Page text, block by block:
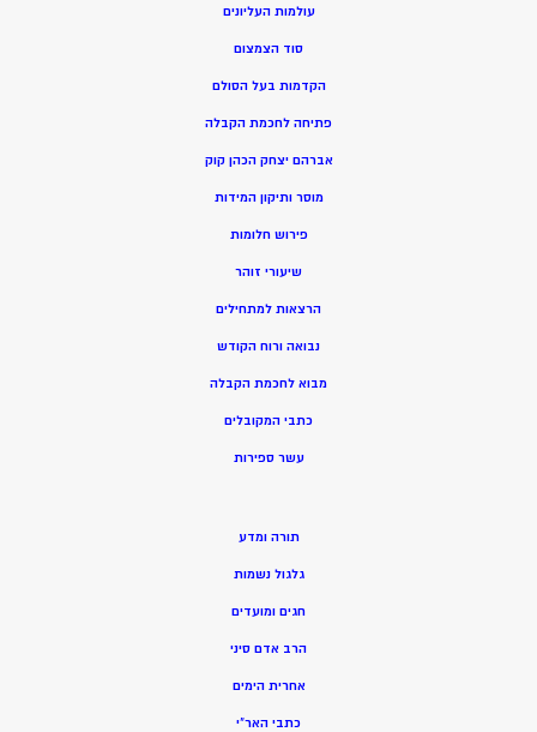
עולמות העליונים
סוד הצמצום
הקדמות בעל הסולם
פתיחה לחכמת הקבלה
אברהם יצחק הכהן קוק
מוסר ותיקון המידות
פירוש חלומות
שיעורי זוהר
הרצאות למתחילים
נבואה ורוח הקודש
מבוא לחכמת הקבלה
כתבי המקובלים
עשר ספירות
תורה ומדע
גלגול נשמות
חגים ומועדים
הרב אדם סיני
אחרית הימים
כתבי האר”י